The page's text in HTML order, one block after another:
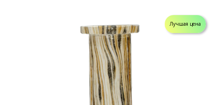
Лучшая цена